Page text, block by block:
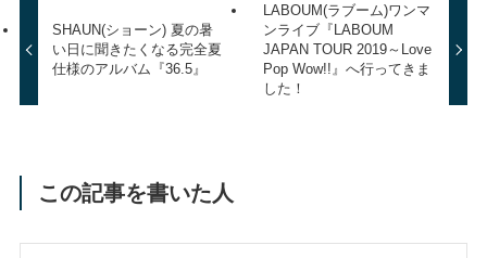
SHAUN(ショーン) 夏の暑
い日に聞きたくなる完全夏
仕様のアルバム『36.5』
LABOUM(ラブーム)ワンマ
ンライブ『LABOUM
JAPAN TOUR 2019～Love
Pop Wow!!』へ行ってきま
した！
この記事を書いた人